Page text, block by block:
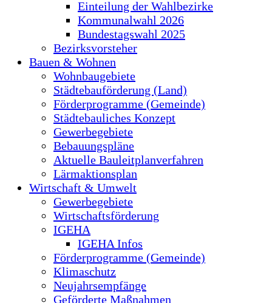
Einteilung der Wahlbezirke
Kommunalwahl 2026
Bundestagswahl 2025
Bezirksvorsteher
Bauen & Wohnen
Wohnbaugebiete
Städtebauförderung (Land)
Förderprogramme (Gemeinde)
Städtebauliches Konzept
Gewerbegebiete
Bebauungspläne
Aktuelle Bauleitplanverfahren
Lärmaktionsplan
Wirtschaft & Umwelt
Gewerbegebiete
Wirtschaftsförderung
IGEHA
IGEHA Infos
Förderprogramme (Gemeinde)
Klimaschutz
Neujahrsempfänge
Geförderte Maßnahmen